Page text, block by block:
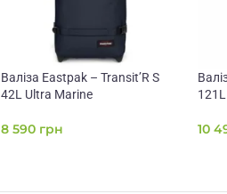
Валіза Eastpak – Transit’R S
42L Ultra Marine
8 590 грн 10